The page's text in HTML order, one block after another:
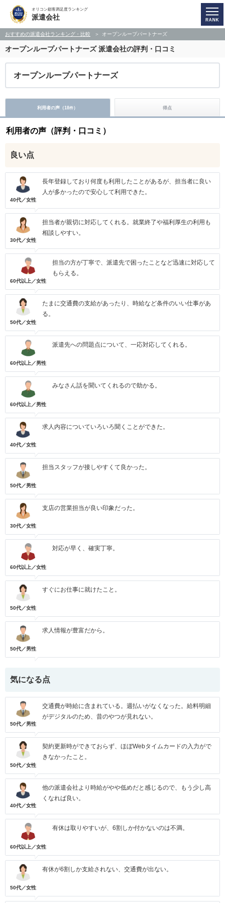
オリコン顧客満足度ランキング
派遣会社
おすすめの派遣会社ランキング・比較 オープンループパートナーズ
オープンループパートナーズ派遣会社の評判・口コミ
オープンループパートナーズ
利用者の声（18件） 得点
利用者の声（評判・口コミ）
良い点
40代／女性
長年登録しており何度も利用したことがあるが、担当者に良い
人が多かったので安心して利用できた。
30代／女性
担当者が親切に対応してくれる。就業終了や福利厚生の利用も
相談しやすい。
60代以上／女性
担当の方が丁寧で、派遣先で困ったことなど迅速に対応して
もらえる。
50代／女性
たまに交通費の支給があったり、時給など条件のいい仕事があ
る。
60代以上／男性
派遣先への問題点について、一応対応してくれる。
60代以上／男性
みなさん話を聞いてくれるので助かる。
40代／女性
求人内容についていろいろ聞くことができた。
50代／男性
担当スタッフが接しやすくて良かった。
30代／女性
支店の営業担当が良い印象だった。
60代以上／女性
対応が早く、確実丁寧。
50代／女性
すぐにお仕事に就けたこと。
50代／男性
求人情報が豊富だから。
気になる点
50代／男性
交通費が時給に含まれている。週払いがなくなった。給料明細
がデジタルのため、昔のやつが見れない。
50代／女性
契約更新時ができておらず、ほぼWebタイムカードの入力がで
きなかったこと。
40代／女性
他の派遣会社より時給がやや低めだと感じるので、もう少し高
くなれば良い。
60代以上／女性
有休は取りやすいが、6割しか付かないのは不満。
50代／女性
有休が6割しか支給されない、交通費が出ない。